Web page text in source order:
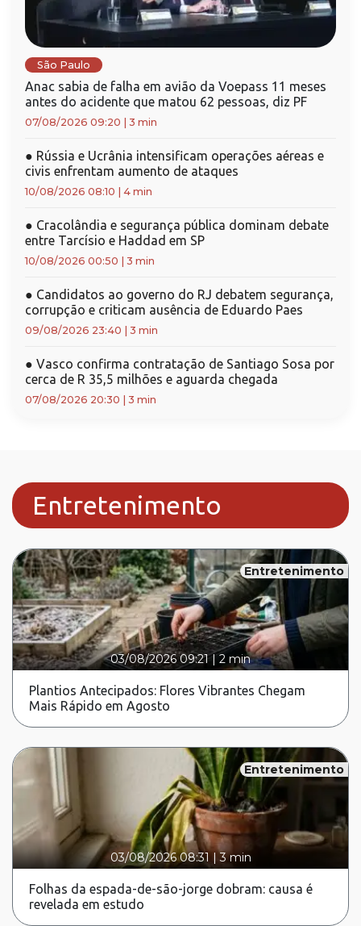
São Paulo
Anac sabia de falha em avião da Voepass 11 meses
antes do acidente que matou 62 pessoas, diz PF
07/08/2026 09:20 3 min
● Rússia e Ucrânia intensificam operações aéreas e
civis enfrentam aumento de ataques
10/08/2026 08:10 4 min
● Cracolândia e segurança pública dominam debate
entre Tarcísio e Haddad em SP
10/08/2026 00:50 3 min
● Candidatos ao governo do RJ debatem segurança,
corrupção e criticam ausência de Eduardo Paes
09/08/2026 23:40 3 min
● Vasco confirma contratação de Santiago Sosa por
cerca de R 35,5 milhões e aguarda chegada
07/08/2026 20:30 3 min
Entretenimento
Entretenimento
03/08/2026 09:21|2 min
Plantios Antecipados: Flores Vibrantes Chegam
Mais Rápido em Agosto
Entretenimento
03/08/2026 08:31 |3 min
Folhas da espada-de-são-jorge dobram: causa é
revelada em estudo